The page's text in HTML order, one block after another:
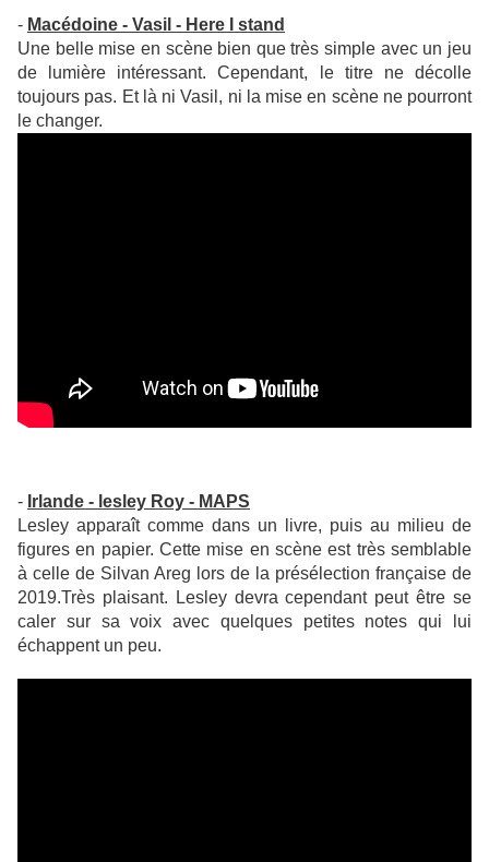
- Macédoine - Vasil - Here I stand
Une belle mise en scène bien que très simple avec un jeu
de lumière intéressant. Cependant, le titre ne décolle
toujours pas. Et là ni Vasil, ni la mise en scène ne pourront
le changer.
- Irlande - lesley Roy - MAPS
Lesley apparaît comme dans un livre, puis au milieu de
figures en papier. Cette mise en scène est très semblable
à celle de Silvan Areg lors de la présélection française de
2019.Très plaisant. Lesley devra cependant peut être se
caler sur sa voix avec quelques petites notes qui lui
échappent un peu.